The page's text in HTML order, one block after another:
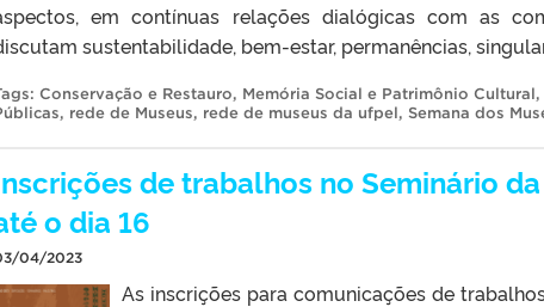
em contínuas relações dialógicas com as
sustentabilidade, bem-estar, permanências,
Conservação e Restauro, Memória Social e Patrimônio Cultural,
, rede de Museus, rede de museus da ufpel, Semana dos
de trabalhos no Seminário
o dia 16
04/2023
As inscrições para comunicações de